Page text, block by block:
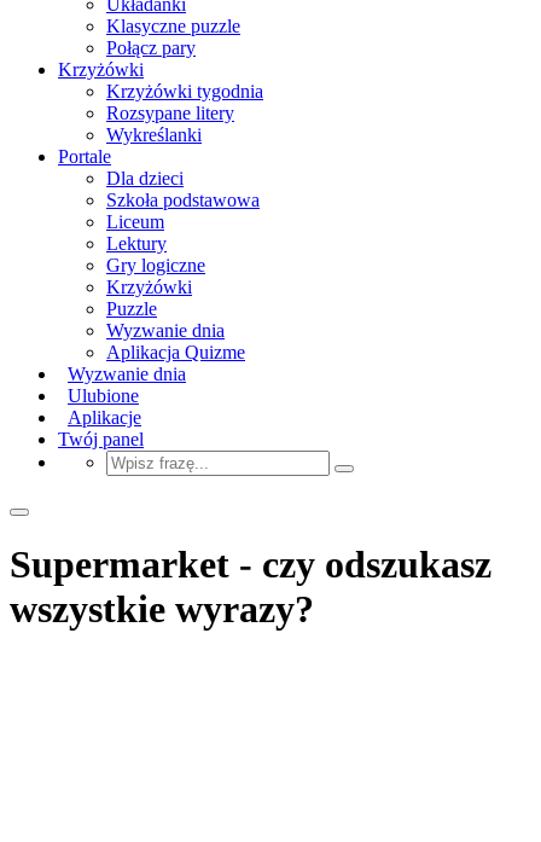
Klasyczne puzzle
Połącz pary
Krzyżówki
Krzyżówki tygodnia
Rozsypane litery
Wykreślanki
Portale
Dla dzieci
Szkoła podstawowa
Liceum
Lektury
Gry logiczne
Krzyżówki
Puzzle
Wyzwanie dnia
Aplikacja Quizme
Wyzwanie dnia
Ulubione
Aplikacje
Twój panel
Supermarket - czy odszukasz
wszystkie wyrazy?